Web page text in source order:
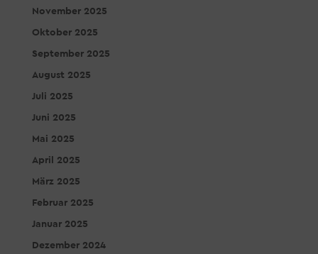
November 2025
Oktober 2025
September 2025
August 2025
Juli 2025
Juni 2025
Mai 2025
April 2025
März 2025
Februar 2025
Januar 2025
Dezember 2024